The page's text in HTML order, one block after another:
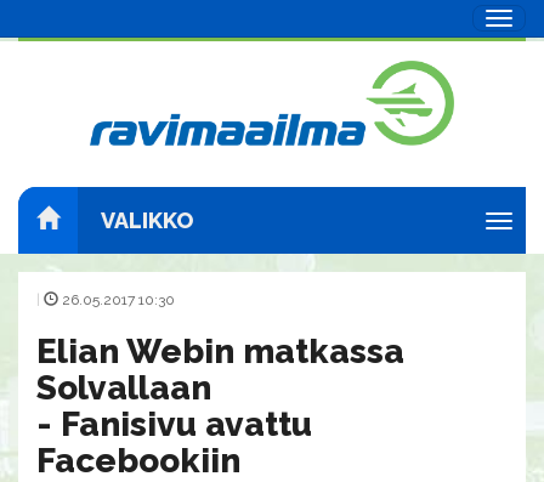
VALIKKO
26.05.2017 10:30
Elian Webin matkassa
Solvallaan
- Fanisivu avattu
Facebookiin